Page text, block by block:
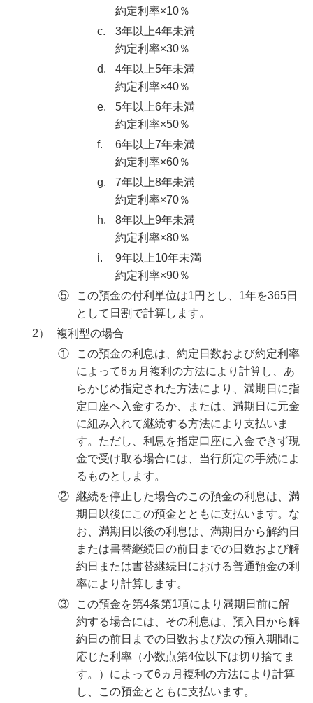
約定利率×10％
c.
3年以上4年未満
約定利率×30％
d.
4年以上5年未満
約定利率×40％
e.
5年以上6年未満
約定利率×50％
f.
6年以上7年未満
約定利率×60％
g.
7年以上8年未満
約定利率×70％
h.
8年以上9年未満
約定利率×80％
i.
9年以上10年未満
約定利率×90％
⑤
この預金の付利単位は1円とし、1年を365日
として日割で計算します。
2）
複利型の場合
①
この預金の利息は、約定日数および約定利率
によって6ヵ月複利の方法により計算し、あ
らかじめ指定された方法により、満期日に指
定口座へ入金するか、または、満期日に元金
に組み入れて継続する方法により支払いま
す。ただし、利息を指定口座に入金できず現
金で受け取る場合には、当行所定の手続によ
るものとします。
② 継続を停止した場合のこの預金の利息は、満
期日以後にこの預金とともに支払います。な
お、満期日以後の利息は、満期日から解約日
または書替継続日の前日までの日数および解
約日または書替継続日における普通預金の利
率により計算します。
③
この預金を第4条第1項により満期日前に解
約する場合には、その利息は、預入日から解
約日の前日までの日数および次の預入期間に
応じた利率（小数点第4位以下は切り捨てま
す。）によって6ヵ月複利の方法により計算
し、この預金とともに支払います。